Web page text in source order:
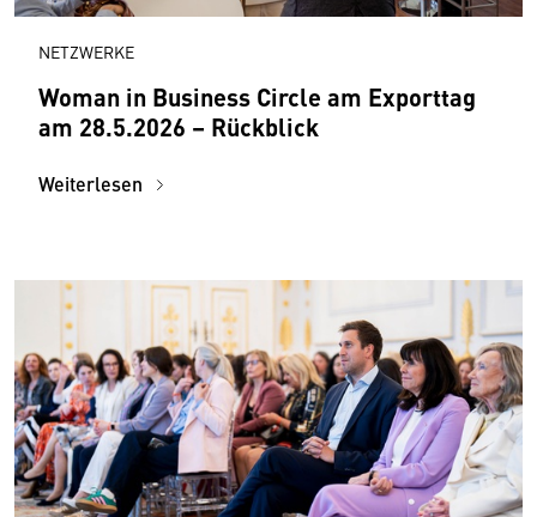
NETZWERKE
Woman in Business Circle am Exporttag
am 28.5.2026 – Rückblick
Weiterlesen